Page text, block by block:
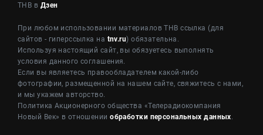
ТНВ в Дзен
При любом использовании материалов ТНВ ссылка (для
сайтов - гиперссылка на tnv.ru) обязательна.
Используя настоящий сайт, вы обязуетесь выполнять
условия данного соглашения.
Если вы являетесь правообладателем какой-либо
фотографии, размещенной на нашем сайте, свяжитесь с нами,
и мы укажем авторство.
Политика Акционерного общества «Телерадиокомпания
Новый Век» в отношенииобработки персональных данных.